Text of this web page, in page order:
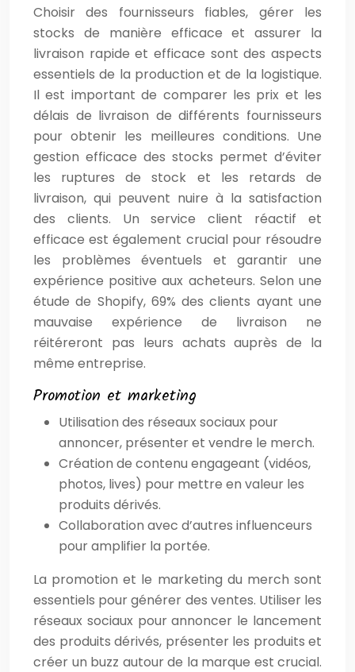
Choisir des fournisseurs fiables, gérer les
stocks de manière efficace et assurer la
livraison rapide et efficace sont des aspects
essentiels de la production et de la logistique.
Il est important de comparer les prix et les
délais de livraison de différents fournisseurs
pour obtenir les meilleures conditions. Une
gestion efficace des stocks permet d’éviter
les ruptures de stock et les retards de
livraison, qui peuvent nuire à la satisfaction
des clients. Un service client réactif et
efficace est également crucial pour résoudre
les problèmes éventuels et garantir une
expérience positive aux acheteurs. Selon une
étude de Shopify, 69% des clients ayant une
mauvaise expérience de livraison ne
réitéreront pas leurs achats auprès de la
même entreprise.
Promotion et marketing
Utilisation des réseaux sociaux pour
annoncer, présenter et vendre le merch.
Création de contenu engageant (vidéos,
photos, lives) pour mettre en valeur les
produits dérivés.
Collaboration avec d’autres influenceurs
pour amplifier la portée.
La promotion et le marketing du merch sont
essentiels pour générer des ventes. Utiliser les
réseaux sociaux pour annoncer le lancement
des produits dérivés, présenter les produits et
créer un buzz autour de la marque est crucial.